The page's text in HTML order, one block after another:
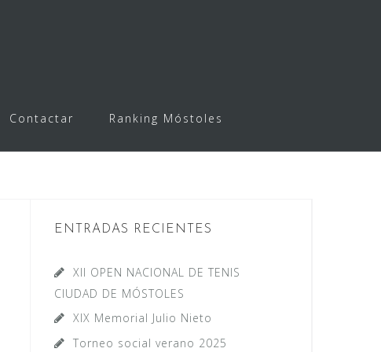
Contactar Ranking Móstoles
ENTRADAS RECIENTES
XII OPEN NACIONAL DE TENIS
CIUDAD DE MÓSTOLES
XIX Memorial Julio Nieto
Torneo social verano 2025